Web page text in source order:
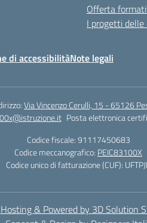
Offerta
I progetti delle
di accessibilitàNote legali
Via Vincenzo Cerulli, 15 - 65126
Posta elettronica
Codice fiscale: 91117450683
Codice meccanografico: PEIC83100X
Codice unico di fatturazione (CUF):
Hosting & Powered by 3D Solution